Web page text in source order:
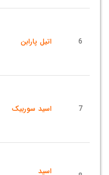
6 اتیل پارابن
7 اسید سوربیک
اسید